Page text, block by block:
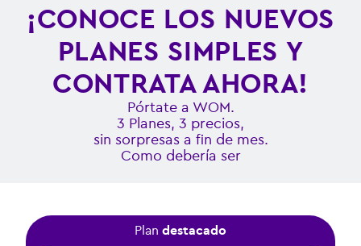
¡CONOCE LOS NUEVOS
PLANES SIMPLES Y
CONTRATA AHORA!
Pórtate a WOM.
3 Planes, 3 precios,
sin sorpresas a fin de mes.
Como debería ser
Plan destacado